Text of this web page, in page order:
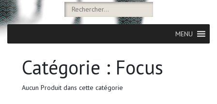
MENU
Catégorie : Focus
Aucun Produit dans cette catégorie